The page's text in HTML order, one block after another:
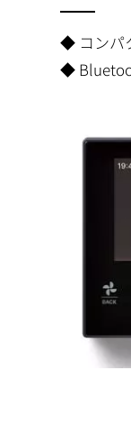
◆ コンパ
◆